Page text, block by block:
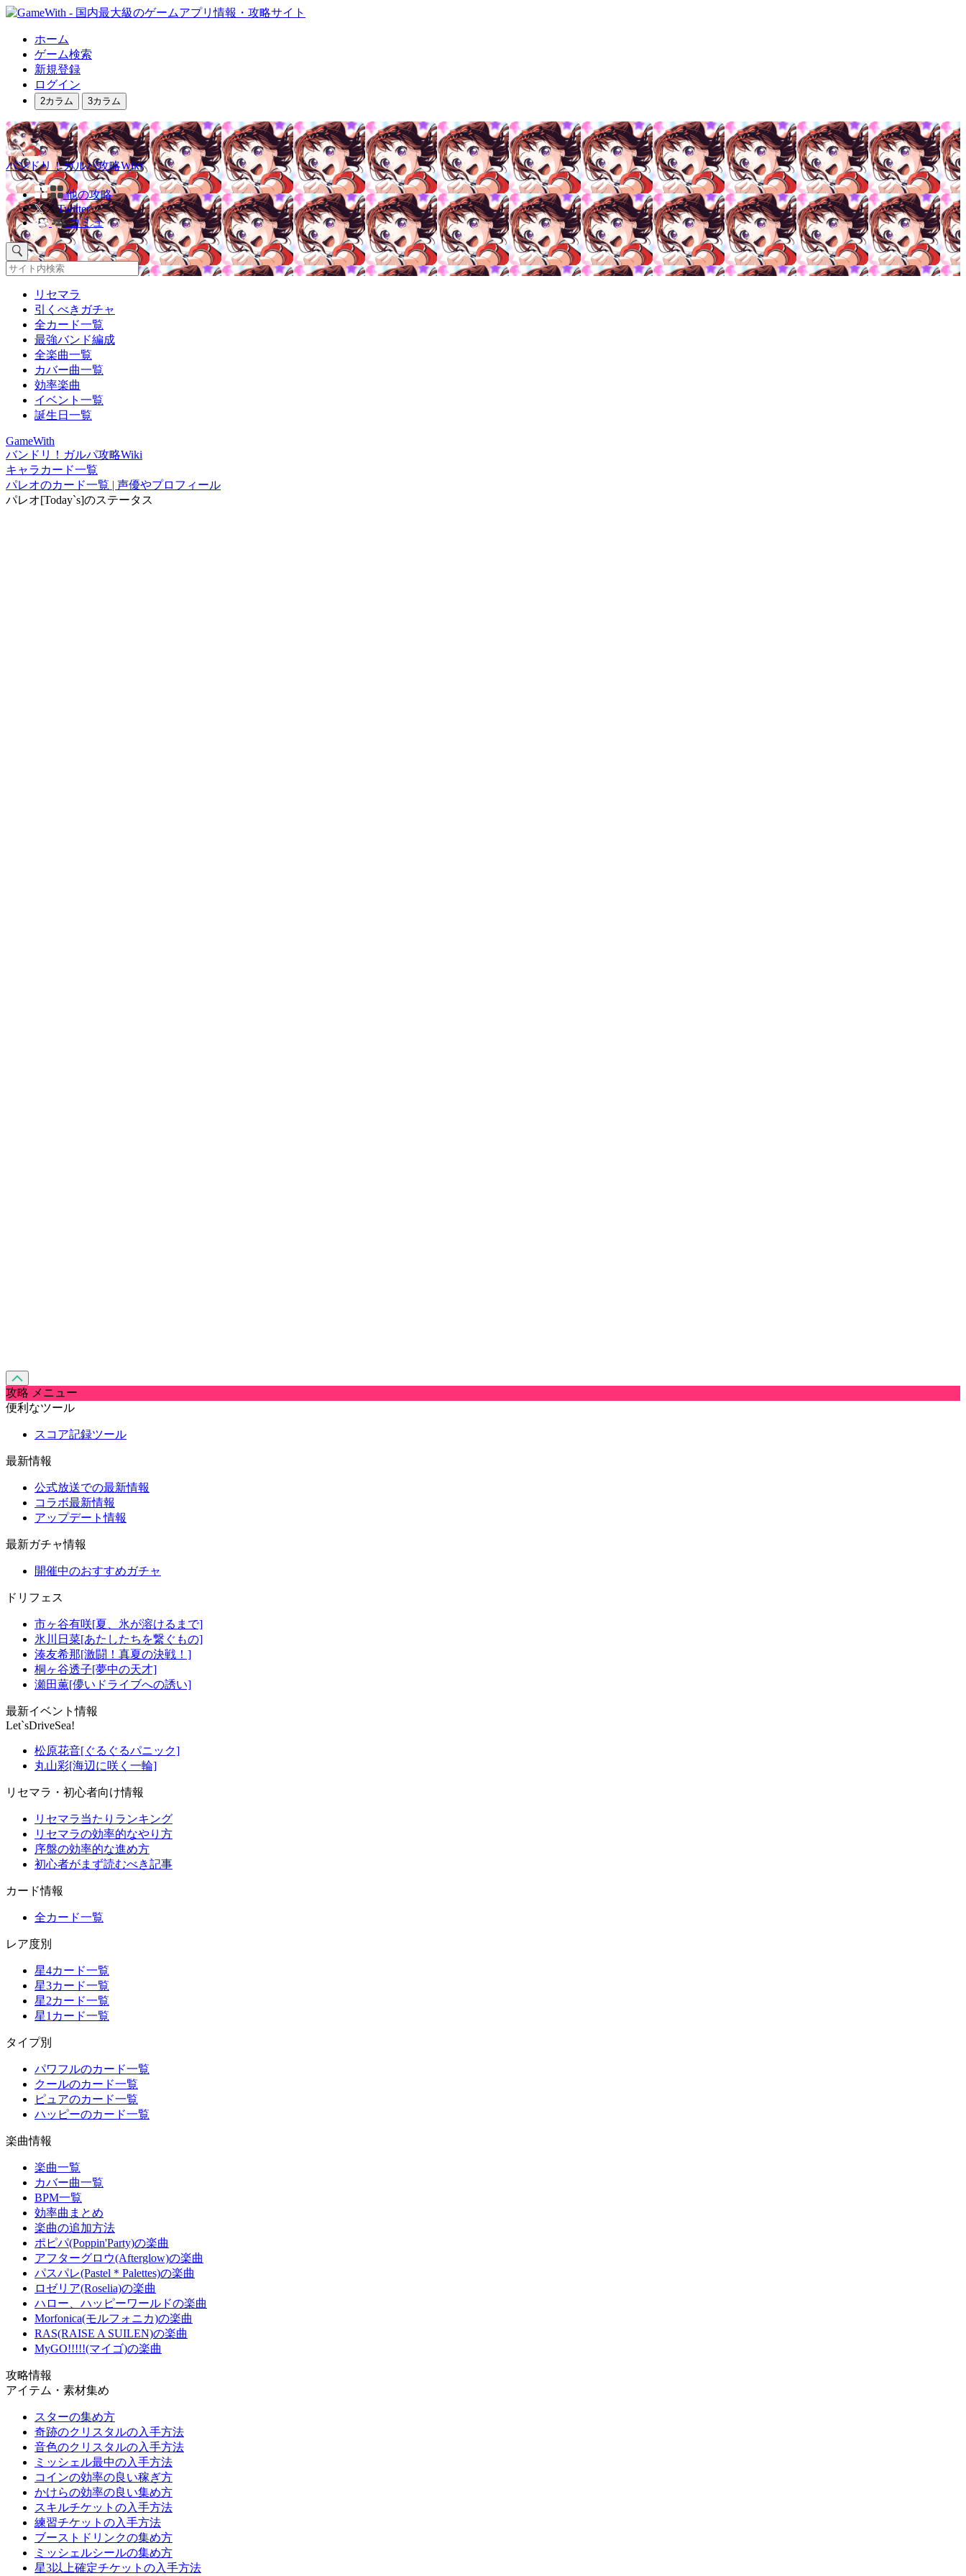
ホーム
ゲーム検索
新規登録
ログイン
2カラム 3カラム
バンドリ！ガルパ攻略Wiki
他の攻略
Twitter
コミュ
リセマラ
引くべきガチャ
全カード一覧
最強バンド編成
全楽曲一覧
カバー曲一覧
効率楽曲
イベント一覧
誕生日一覧
GameWith
バンドリ！ガルパ攻略Wiki
キャラカード一覧
パレオのカード一覧 | 声優やプロフィール
パレオ[Today`s]のステータス
攻略 メニュー
便利なツール
スコア記録ツール
最新情報
公式放送での最新情報
コラボ最新情報
アップデート情報
最新ガチャ情報
開催中のおすすめガチャ
ドリフェス
市ヶ谷有咲[夏、氷が溶けるまで]
氷川日菜[あたしたちを繋ぐもの]
湊友希那[激闘！真夏の決戦！]
桐ヶ谷透子[夢中の天才]
瀬田薫[儚いドライブへの誘い]
最新イベント情報
Let`sDriveSea!
松原花音[ぐるぐるパニック]
丸山彩[海辺に咲く一輪]
リセマラ・初心者向け情報
リセマラ当たりランキング
リセマラの効率的なやり方
序盤の効率的な進め方
初心者がまず読むべき記事
カード情報
全カード一覧
レア度別
星4カード一覧
星3カード一覧
星2カード一覧
星1カード一覧
タイプ別
パワフルのカード一覧
クールのカード一覧
ピュアのカード一覧
ハッピーのカード一覧
楽曲情報
楽曲一覧
カバー曲一覧
BPM一覧
効率曲まとめ
楽曲の追加方法
ポピパ(Poppin'Party)の楽曲
アフターグロウ(Afterglow)の楽曲
パスパレ(Pastel＊Palettes)の楽曲
ロゼリア(Roselia)の楽曲
ハロー、ハッピーワールドの楽曲
Morfonica(モルフォニカ)の楽曲
RAS(RAISE A SUILEN)の楽曲
MyGO!!!!!(マイゴ)の楽曲
攻略情報
アイテム・素材集め
スターの集め方
奇跡のクリスタルの入手方法
音色のクリスタルの入手方法
ミッシェル最中の入手方法
コインの効率の良い稼ぎ方
かけらの効率の良い集め方
スキルチケットの入手方法
練習チケットの入手方法
ブーストドリンクの集め方
ミッシェルシールの集め方
星3以上確定チケットの入手方法